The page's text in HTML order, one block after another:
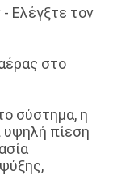
Ελέγξτε τον
στο
σύστημα, η
υψηλή πίεση